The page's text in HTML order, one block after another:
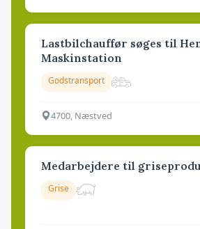
Lastbilchauffør søges til
Maskinstation
Godstransport
4700, Næstved
Medarbejdere til
Grise